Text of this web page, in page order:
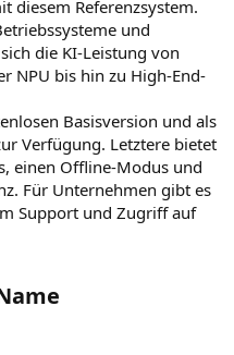
diesem Referenzsystem.
und
die KI-Leistung von
NPU bis hin zu High-End-
Basisversion und als
Verfügung. Letztere bietet
einen Offline-Modus und
Für Unternehmen gibt es
Support und Zugriff auf